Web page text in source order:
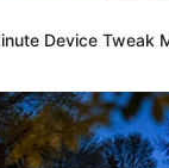
Device Tweak